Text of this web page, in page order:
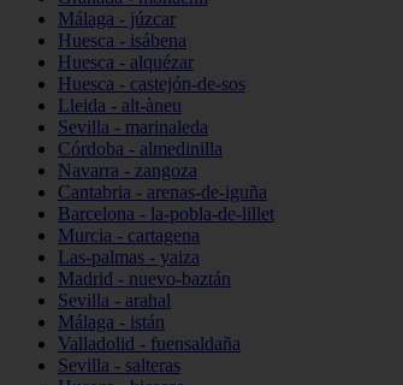
Málaga - júzcar
Huesca - isábena
Huesca - alquézar
Huesca - castejón-de-sos
Lleida - alt-àneu
Sevilla - marinaleda
Córdoba - almedinilla
Navarra - zangoza
Cantabria - arenas-de-iguña
Barcelona - la-pobla-de-lillet
Murcia - cartagena
Las-palmas - yaiza
Madrid - nuevo-baztán
Sevilla - arahal
Málaga - istán
Valladolid - fuensaldaña
Sevilla - salteras